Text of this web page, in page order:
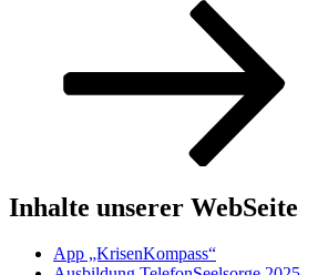
Inhalte unserer WebSeite
App „KrisenKompass“